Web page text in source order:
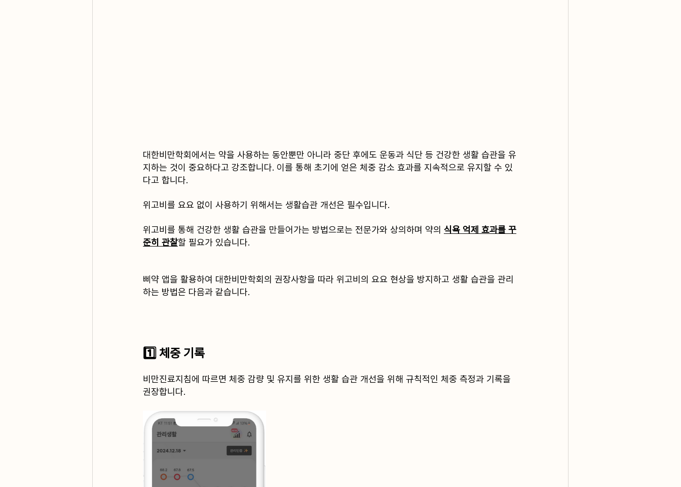
대한비만학회에서는 약을 사용하는 동안뿐만 아니라 중단 후에도 운동과 식단 등 건강한 생활 습관을 유
지하는 것이 중요하다고 강조합니다. 이를 통해 초기에 얻은 체중 감소 효과를 지속적으로 유지할 수 있
다고 합니다.
﻿위고비를 요요 없이 사용하기 위해서는 생활습관 개선은 필수입니다.
위고비를 통해 건강한 생활 습관을 만들어가는 방법으로는 전문가와 상의하며 약의 식욕 억제 효과를 꾸
준히 관찰할 필요가 있습니다.
삐약 앱을 활용하여 대한비만학회의 권장사항을 따라 위고비의 요요 현상을 방지하고 생활 습관을 관리
하는 방법은 다음과 같습니다.
1️⃣ 체중 기록
﻿비만진료지침에 따르면 체중 감량 및 유지를 위한 생활 습관 개선을 위해 규칙적인 체중 측정과 기록을
권장합니다.